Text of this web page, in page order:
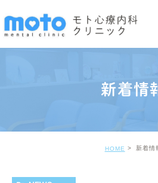
新着情
HOME 新着情